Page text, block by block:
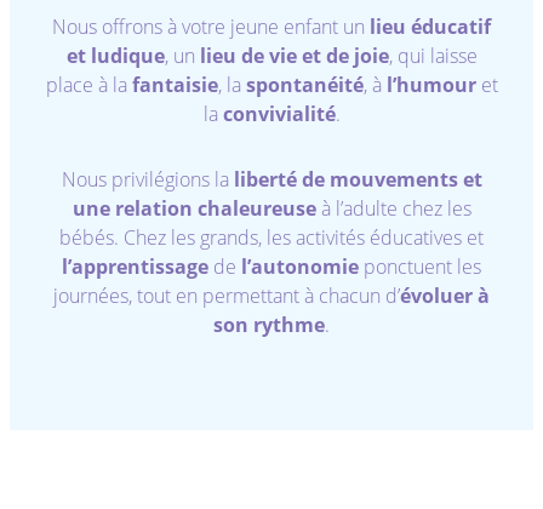
Nous offrons à votre jeune enfant un lieu éducatif
et ludique, un lieu de vie et de joie, qui laisse
place à la fantaisie, la spontanéité, à l’humouret
la convivialité.
Nous privilégions la liberté de mouvements et
une relation chaleureuseà l’adulte chez les
bébés. Chez les grands, les activités éducatives et
l’apprentissage de l’autonomie ponctuent les
journées, tout en permettant à chacun d’évoluer à
son rythme.